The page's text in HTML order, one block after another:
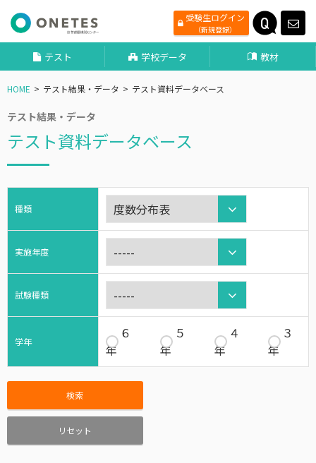
受験生ログイン
（新規登録）
テスト 学校データ 教材
HOME テスト結果・データ テスト資料データベース
テスト結果・データ
テスト資料データベース
種類
実施年度
試験種類
学年
６
年
５
年
４
年
３
年
検索
リセット